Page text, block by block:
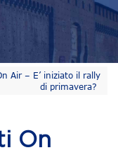
Air – E’ iniziato il rally
di primavera?
On